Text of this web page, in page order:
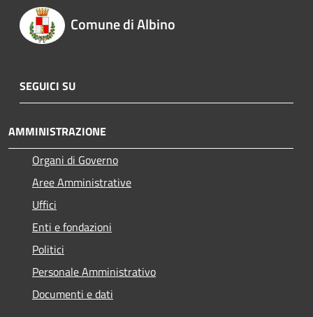
Comune di Albino
SEGUICI SU
AMMINISTRAZIONE
Organi di Governo
Aree Amministrative
Uffici
Enti e fondazioni
Politici
Personale Amministrativo
Documenti e dati